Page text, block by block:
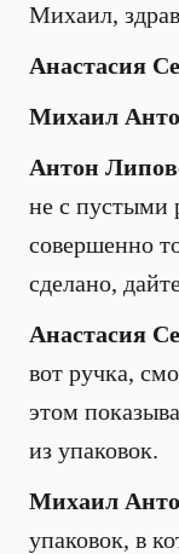
Михаил,
Анастасия
Михаил
Антон
не с пустыми
совершенно
сделано,
Анастасия
вот ручка,
этом
из упаковок.
Михаил
упаковок, в